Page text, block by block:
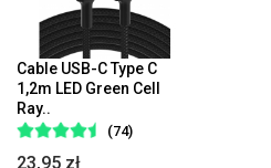
Cable USB-C Type C
1,2m LED Green Cell
Ray..
(74)
23,95 zł